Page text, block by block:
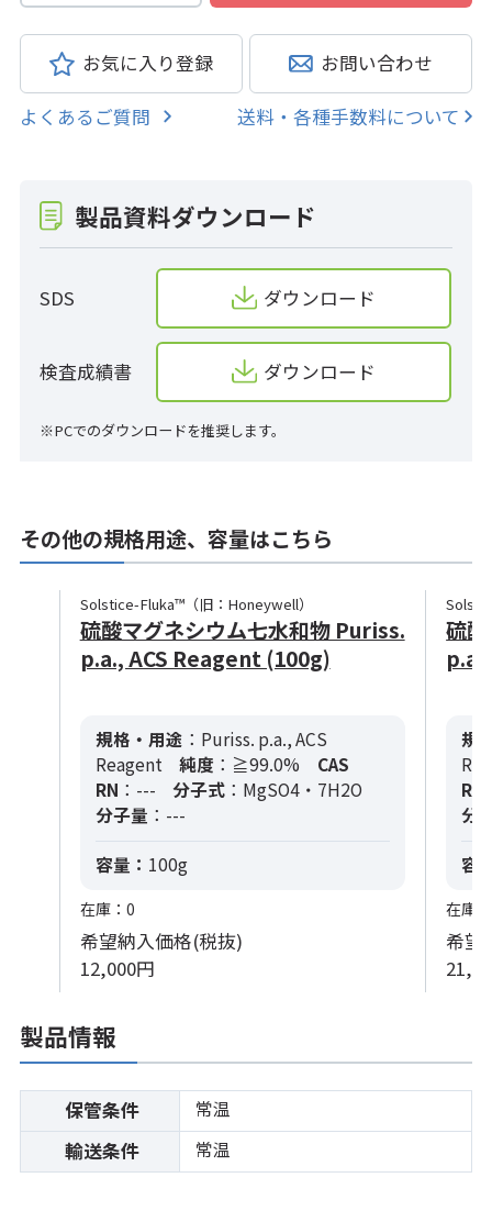
お気に入り登録 お問い合わせ
よくあるご質問 送料・各種手数料について
製品資料ダウンロード
SDS ダウンロード
検査成績書 ダウンロード
※PCでのダウンロードを推奨します。
その他の規格用途、容量はこちら
Solstice-Fluka™（旧：Honeywell）
硫酸マグネシウム七水和物 Puriss.
p.a., ACS Reagent (100g)
規格・用途 ：Puriss. p.a., ACS
Reagent
純度 ：≧99.0%
CAS
RN ：--- 分子式 ：MgSO4・7H2O
分子量 ：---
容量： 100g
在庫：0
希望納入価格(税抜)
12,000円
硫
規
RN
分
容
在庫
希望
製品情報
保管条件 常温
輸送条件 常温